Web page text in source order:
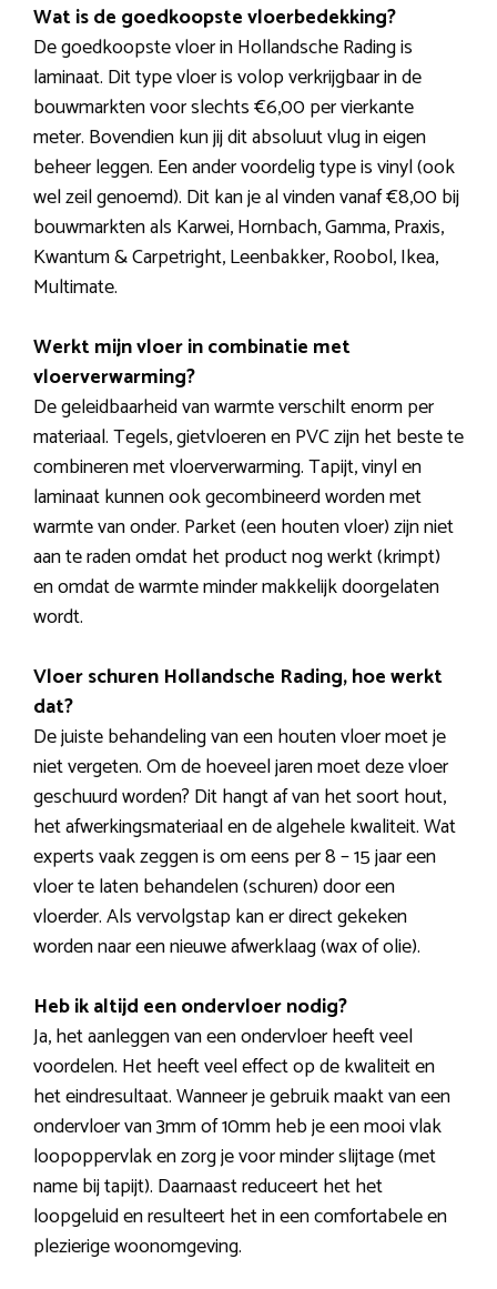
Wat is de goedkoopste vloerbedekking?
De goedkoopste vloer in Hollandsche Rading is
laminaat. Dit type vloer is volop verkrijgbaar in de
bouwmarkten voor slechts €6,00 per vierkante
meter. Bovendien kun jij dit absoluut vlug in eigen
beheer leggen. Een ander voordelig type is vinyl (ook
wel zeil genoemd). Dit kan je al vinden vanaf €8,00 bij
bouwmarkten als Karwei, Hornbach, Gamma, Praxis,
Kwantum & Carpetright, Leenbakker, Roobol, Ikea,
Multimate.
Werkt mijn vloer in combinatie met
vloerverwarming?
De geleidbaarheid van warmte verschilt enorm per
materiaal. Tegels, gietvloeren en PVC zijn het beste te
combineren met vloerverwarming. Tapijt, vinyl en
laminaat kunnen ook gecombineerd worden met
warmte van onder. Parket (een houten vloer) zijn niet
aan te raden omdat het product nog werkt (krimpt)
en omdat de warmte minder makkelijk doorgelaten
wordt.
Vloer schuren Hollandsche Rading, hoe werkt
dat?
De juiste behandeling van een houten vloer moet je
niet vergeten. Om de hoeveel jaren moet deze vloer
geschuurd worden? Dit hangt af van het soort hout,
het afwerkingsmateriaal en de algehele kwaliteit. Wat
experts vaak zeggen is om eens per 8 – 15 jaar een
vloer te laten behandelen (schuren) door een
vloerder. Als vervolgstap kan er direct gekeken
worden naar een nieuwe afwerklaag (wax of olie).
Heb ik altijd een ondervloer nodig?
Ja, het aanleggen van een ondervloer heeft veel
voordelen. Het heeft veel effect op de kwaliteit en
het eindresultaat. Wanneer je gebruik maakt van een
ondervloer van 3mm of 10mm heb je een mooi vlak
loopoppervlak en zorg je voor minder slijtage (met
name bij tapijt). Daarnaast reduceert het het
loopgeluid en resulteert het in een comfortabele en
plezierige woonomgeving.